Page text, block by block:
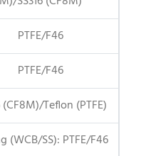
PTFE/F46
PTFE/F46
(CF8M)/Teflon (PTFE)
(WCB/SS): PTFE/F46